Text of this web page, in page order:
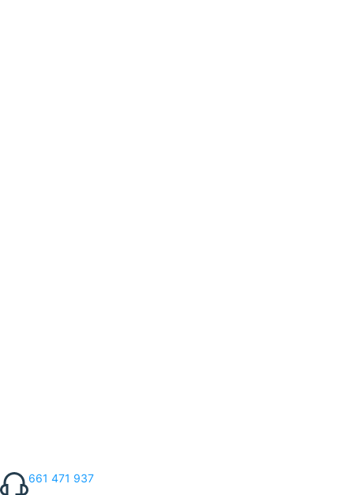
661 471 937